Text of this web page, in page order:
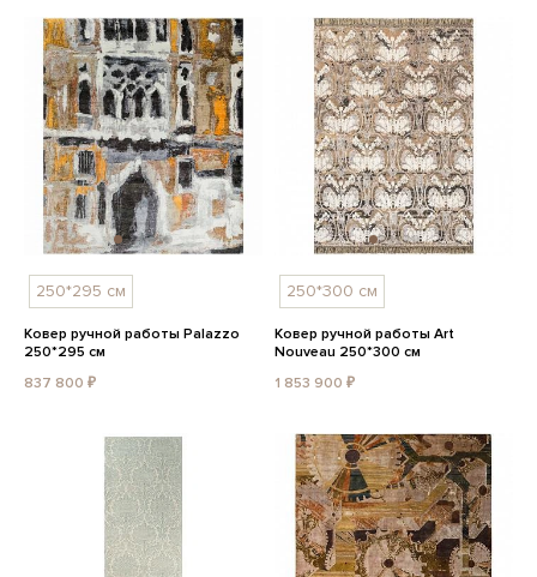
250*295 см
Ковер ручной работы Palazzo
250*295 см
837 800 ₽
250*300 см
Ковер ручной работы Art
Nouveau 250*300 см
1 853 900 ₽